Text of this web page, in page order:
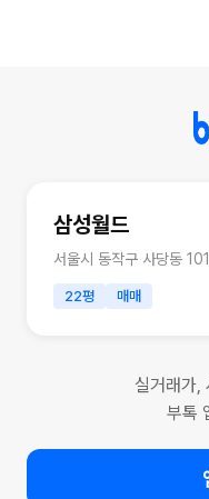
삼성월드
서울시 동작구 사당동
22평 매매
실거래가,
부톡